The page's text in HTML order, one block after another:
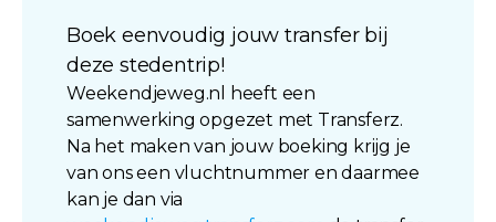
Boek eenvoudig jouw transfer bij
deze stedentrip!
Weekendjeweg.nl heeft een
samenwerking opgezet met Transferz.
Na het maken van jouw boeking krijg je
van ons een vluchtnummer en daarmee
kan je dan via